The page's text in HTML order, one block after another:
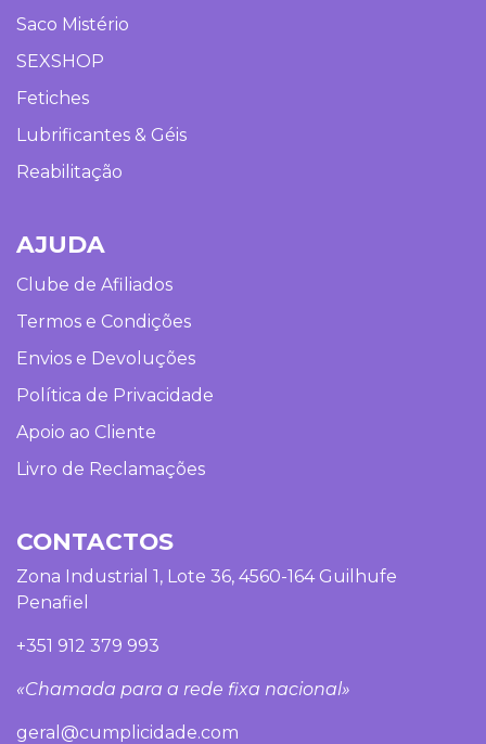
Saco Mistério
SEXSHOP
Fetiches
Lubrificantes & Géis
Reabilitação
AJUDA
Clube de Afiliados
Termos e Condições
Envios e Devoluções
Política de Privacidade
Apoio ao Cliente
Livro de Reclamações
CONTACTOS
Zona Industrial 1, Lote 36, 4560-164 Guilhufe
Penafiel
+351 912 379 993
«Chamada para a rede fixa nacional»
geral@cumplicidade.com